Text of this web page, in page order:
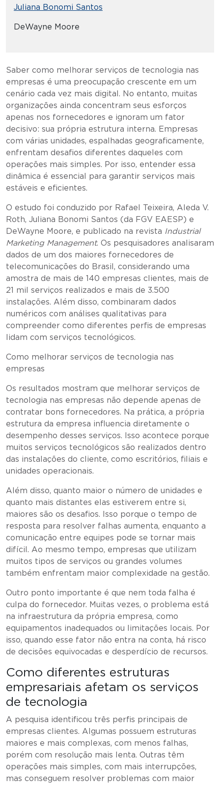
Juliana Bonomi Santos
DeWayne Moore
Saber como melhorar serviços de tecnologia nas
empresas é uma preocupação crescente em um
cenário cada vez mais digital. No entanto, muitas
organizações ainda concentram seus esforços
apenas nos fornecedores e ignoram um fator
decisivo: sua própria estrutura interna. Empresas
com várias unidades, espalhadas geograficamente,
enfrentam desafios diferentes daqueles com
operações mais simples. Por isso, entender essa
dinâmica é essencial para garantir serviços mais
estáveis e eficientes.
O estudo foi conduzido por Rafael Teixeira, Aleda V.
Roth, Juliana Bonomi Santos (da FGV EAESP) e
DeWayne Moore, e publicado na revista Industrial
Marketing Management. Os pesquisadores analisaram
dados de um dos maiores fornecedores de
telecomunicações do Brasil, considerando uma
amostra de mais de 140 empresas clientes, mais de
21 mil serviços realizados e mais de 3.500
instalações. Além disso, combinaram dados
numéricos com análises qualitativas para
compreender como diferentes perfis de empresas
lidam com serviços tecnológicos.
Como melhorar serviços de tecnologia nas
empresas
Os resultados mostram que melhorar serviços de
tecnologia nas empresas não depende apenas de
contratar bons fornecedores. Na prática, a própria
estrutura da empresa influencia diretamente o
desempenho desses serviços. Isso acontece porque
muitos serviços tecnológicos são realizados dentro
das instalações do cliente, como escritórios, filiais e
unidades operacionais.
Além disso, quanto maior o número de unidades e
quanto mais distantes elas estiverem entre si,
maiores são os desafios. Isso porque o tempo de
resposta para resolver falhas aumenta, enquanto a
comunicação entre equipes pode se tornar mais
difícil. Ao mesmo tempo, empresas que utilizam
muitos tipos de serviços ou grandes volumes
também enfrentam maior complexidade na gestão.
Outro ponto importante é que nem toda falha é
culpa do fornecedor. Muitas vezes, o problema está
na infraestrutura da própria empresa, como
equipamentos inadequados ou limitações locais. Por
isso, quando esse fator não entra na conta, há risco
de decisões equivocadas e desperdício de recursos.
Como diferentes estruturas
empresariais afetam os serviços
de tecnologia
A pesquisa identificou três perfis principais de
empresas clientes. Algumas possuem estruturas
maiores e mais complexas, com menos falhas,
porém com resolução mais lenta. Outras têm
operações mais simples, com mais interrupções,
mas conseguem resolver problemas com maior